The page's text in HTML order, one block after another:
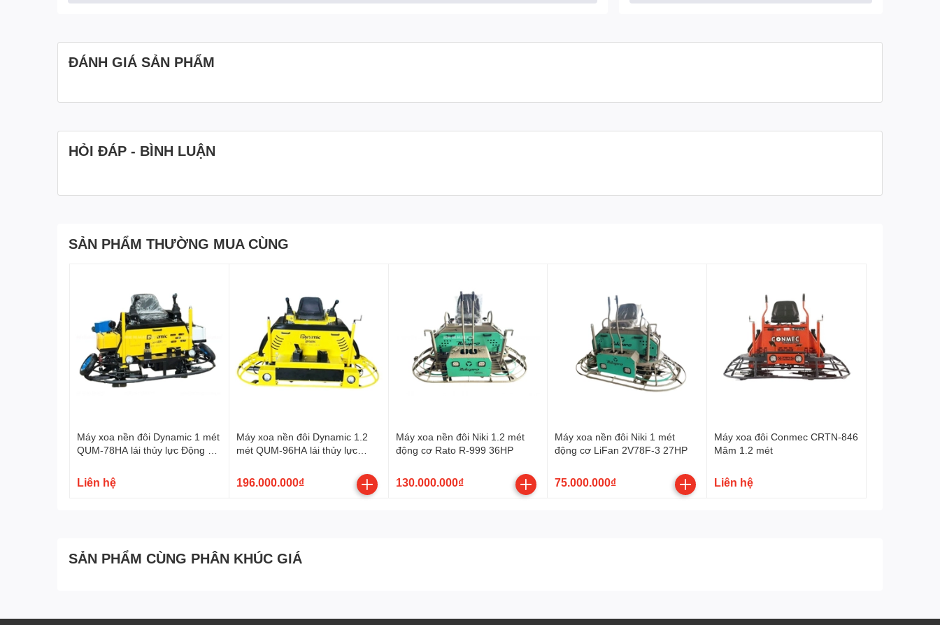
Trọng lượng 80 kg
ĐÁNH GIÁ SẢN PHẨM
HỎI ĐÁP - BÌNH LUẬN
SẢN PHẨM THƯỜNG MUA CÙNG
Máy xoa nền đôi Dynamic 1 mét
QUM-78HA lái thủy lực Động cơ
Liên hệ
Máy xoa nền đôi Dynamic 1.2
mét QUM-96HA lái thủy lực
196.000.000₫
Máy xoa nền đôi Niki 1.2 mét
động cơ Rato R-999 36HP
130.000.000₫
Máy xoa nền đôi Niki 1 mét
động cơ LiFan 2V78F-3 27HP
75.000.000₫
Máy xoa đôi Conmec CRTN-846
Mâm 1.2 mét
Liên hệ
SẢN PHẨM CÙNG PHÂN KHÚC GIÁ